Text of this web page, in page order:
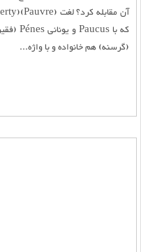
(گرسنه) هم خانواده و با واژه...